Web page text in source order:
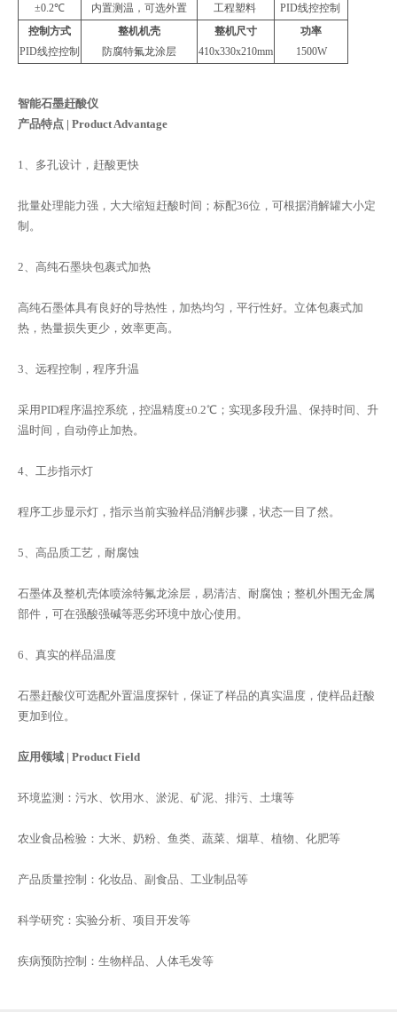
±0.2℃
内置测温，可选外置
工程塑料
PID线控控制
控制方式
PID线控控制
整机机壳
防腐特氟龙涂层
整机尺寸
410x330x210mm
功率
1500W
智能石墨赶酸仪
产品特点 | Product Advantage
1、多孔设计，赶酸更快
批量处理能力强，大大缩短赶酸时间；标配36位，可根据消解罐大小定
制。
2、高纯石墨块包裹式加热
高纯石墨体具有良好的导热性，加热均匀，平行性好。立体包裹式加
热，热量损失更少，效率更高。
3、远程控制，程序升温
采用PID程序温控系统，控温精度±0.2℃；实现多段升温、保持时间、升
温时间，自动停止加热。
4、工步指示灯
程序工步显示灯，指示当前实验样品消解步骤，状态一目了然。
5、高品质工艺，耐腐蚀
石墨体及整机壳体喷涂特氟龙涂层，易清洁、耐腐蚀；整机外围无金属
部件，可在强酸强碱等恶劣环境中放心使用。
6、真实的样品温度
石墨赶酸仪可选配外置温度探针，保证了样品的真实温度，使样品赶酸
更加到位。
应用领域 | Product Field
环境监测：污水、饮用水、淤泥、矿泥、排污、土壤等
农业食品检验：大米、奶粉、鱼类、蔬菜、烟草、植物、化肥等
产品质量控制：化妆品、副食品、工业制品等
科学研究：实验分析、项目开发等
疾病预防控制：生物样品、人体毛发等